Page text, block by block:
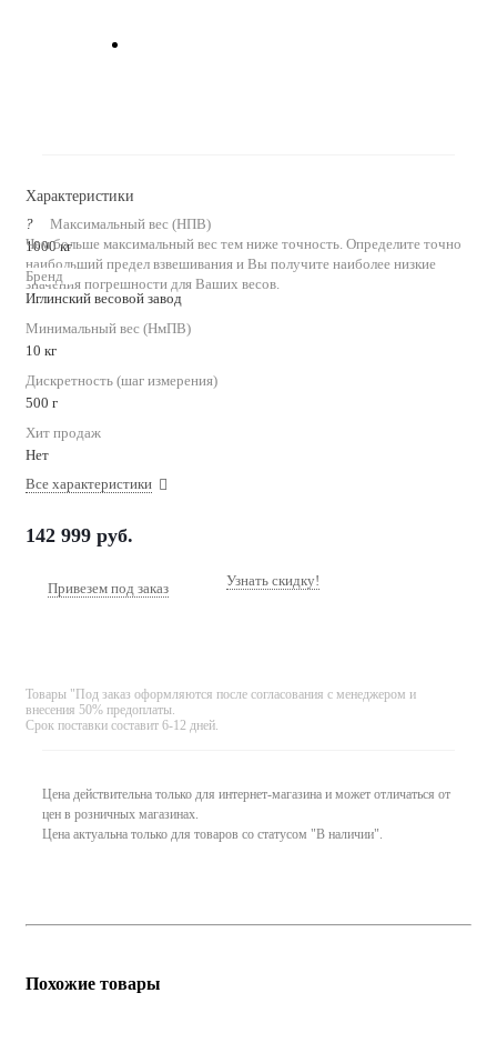
Характеристики
?
Чем больше максимальный вес тем ниже точность. Определите точно
наибольший предел взвешивания и Вы получите наиболее низкие
значения погрешности для Ваших весов.
Максимальный вес (НПВ)
1000 кг
Бренд
Иглинский весовой завод
Минимальный вес (НмПВ)
10 кг
Дискретность (шаг измерения)
500 г
Хит продаж
Нет
Все характеристики
142 999 руб.
Привезем под заказ Узнать скидку!
Товары "Под заказ оформляются после согласования с менеджером и
внесения 50% предоплаты.
Срок поставки составит 6-12 дней.
Цена действительна только для интернет-магазина и может отличаться от
цен в розничных магазинах.
Цена актуальна только для товаров со статусом "В наличии".
Похожие товары